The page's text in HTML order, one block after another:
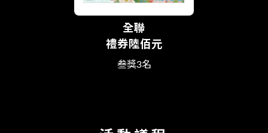
全聯
禮券陸佰元
叁獎3名